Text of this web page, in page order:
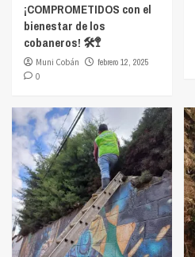
¡COMPROMETIDOS con el
bienestar de los
cobaneros! 🛠️🚏
Muni Cobán
febrero 12, 2025
0